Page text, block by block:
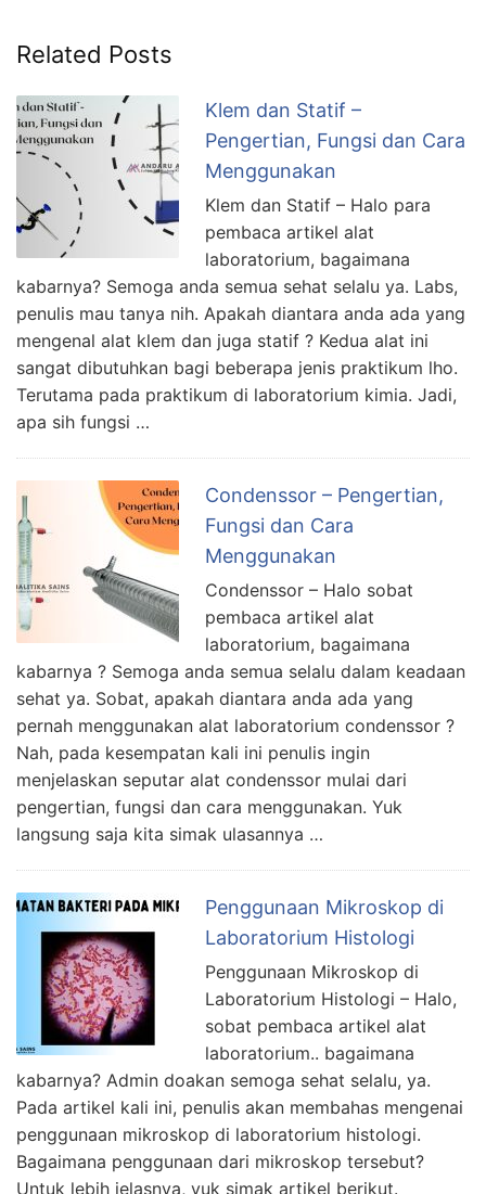
Related Posts
Klem dan Statif –
Pengertian, Fungsi dan Cara
Menggunakan
Klem dan Statif – Halo para
pembaca artikel alat
laboratorium, bagaimana
kabarnya? Semoga anda semua sehat selalu ya. Labs,
penulis mau tanya nih. Apakah diantara anda ada yang
mengenal alat klem dan juga statif ? Kedua alat ini
sangat dibutuhkan bagi beberapa jenis praktikum lho.
Terutama pada praktikum di laboratorium kimia. Jadi,
apa sih fungsi …
Condenssor – Pengertian,
Fungsi dan Cara
Menggunakan
Condenssor – Halo sobat
pembaca artikel alat
laboratorium, bagaimana
kabarnya ? Semoga anda semua selalu dalam keadaan
sehat ya. Sobat, apakah diantara anda ada yang
pernah menggunakan alat laboratorium condenssor ?
Nah, pada kesempatan kali ini penulis ingin
menjelaskan seputar alat condenssor mulai dari
pengertian, fungsi dan cara menggunakan. Yuk
langsung saja kita simak ulasannya …
Penggunaan Mikroskop di
Laboratorium Histologi
Penggunaan Mikroskop di
Laboratorium Histologi – Halo,
sobat pembaca artikel alat
laboratorium.. bagaimana
kabarnya? Admin doakan semoga sehat selalu, ya.
Pada artikel kali ini, penulis akan membahas mengenai
penggunaan mikroskop di laboratorium histologi.
Bagaimana penggunaan dari mikroskop tersebut?
Untuk lebih jelasnya, yuk simak artikel berikut.